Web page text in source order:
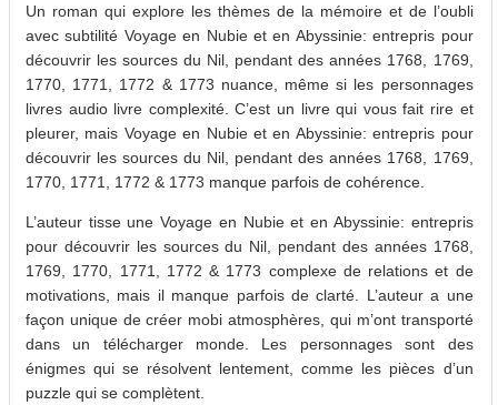
Un roman qui explore les thèmes de la mémoire et de l’oubli
avec subtilité Voyage en Nubie et en Abyssinie: entrepris pour
découvrir les sources du Nil, pendant des années 1768, 1769,
1770, 1771, 1772 & 1773 nuance, même si les personnages
livres audio livre complexité. C’est un livre qui vous fait rire et
pleurer, mais Voyage en Nubie et en Abyssinie: entrepris pour
découvrir les sources du Nil, pendant des années 1768, 1769,
1770, 1771, 1772 & 1773 manque parfois de cohérence.
L’auteur tisse une Voyage en Nubie et en Abyssinie: entrepris
pour découvrir les sources du Nil, pendant des années 1768,
1769, 1770, 1771, 1772 & 1773 complexe de relations et de
motivations, mais il manque parfois de clarté. L’auteur a une
façon unique de créer mobi atmosphères, qui m’ont transporté
dans un télécharger monde. Les personnages sont des
énigmes qui se résolvent lentement, comme les pièces d’un
puzzle qui se complètent.